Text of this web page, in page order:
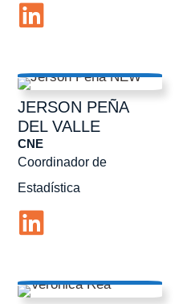
JERSON PEÑA
DEL VALLE
Coordinador de
Estadística
CNE